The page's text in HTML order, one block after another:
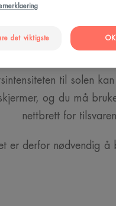
kjenner allerede til det
med LED eller lys
men blått lys er et lys
til solen
og du må
nettbrett for
er derfor nødvendig å
det viktigste OK